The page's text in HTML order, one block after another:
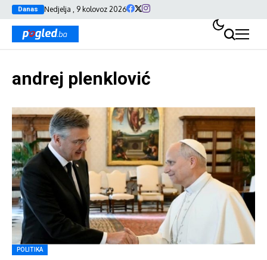
Danas Nedjelja , 9 kolovoz 2026
andrej plenklović
POLITIKA